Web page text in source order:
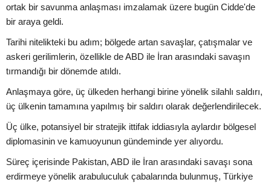
ortak bir savunma anlaşması imzalamak üzere bugün Cidde'de
bir araya geldi.
Tarihi nitelikteki bu adım; bölgede artan savaşlar, çatışmalar ve
askeri gerilimlerin, özellikle de ABD ile İran arasındaki savaşın
tırmandığı bir dönemde atıldı.
Anlaşmaya göre, üç ülkeden herhangi birine yönelik silahlı saldırı,
üç ülkenin tamamına yapılmış bir saldırı olarak değerlendirilecek.
Üç ülke, potansiyel bir stratejik ittifak iddiasıyla aylardır bölgesel
diplomasinin ve kamuoyunun gündeminde yer alıyordu.
Süreç içerisinde Pakistan, ABD ile İran arasındaki savaşı sona
erdirmeye yönelik arabuluculuk çabalarında bulunmuş, Türkiye